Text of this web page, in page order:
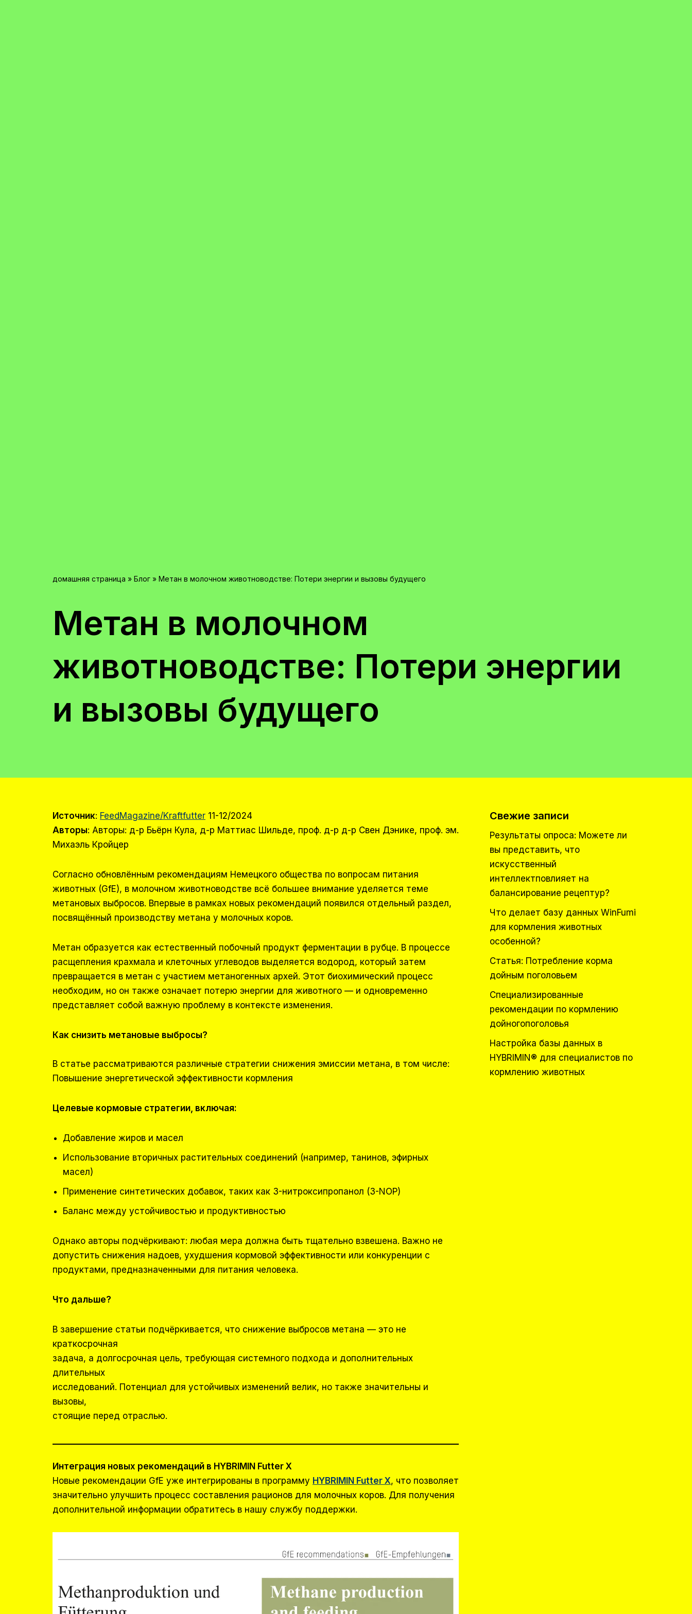
домашняя страница » Блог » Метан в молочном животноводстве: Потери энергии и вызовы будущего
Метан в молочном
животноводстве: Потери энергии
и вызовы будущего
Источник: FeedMagazine/Kraftfutter 11-12/2024
Авторы: Авторы: д-р Бьёрн Кула, д-р Маттиас Шильде, проф. д-р д-р Свен Дэнике, проф. эм.
Михаэль Кройцер
Согласно обновлённым рекомендациям Немецкого общества по вопросам питания
животных (GfE), в молочном животноводстве всё большее внимание уделяется теме
метановых выбросов. Впервые в рамках новых рекомендаций появился отдельный раздел,
посвящённый производству метана у молочных коров.
Метан образуется как естественный побочный продукт ферментации в рубце. В процессе
расщепления крахмала и клеточных углеводов выделяется водород, который затем
превращается в метан с участием метаногенных архей. Этот биохимический процесс
необходим, но он также означает потерю энергии для животного — и одновременно
представляет собой важную проблему в контексте изменения.
Как снизить метановые выбросы?
В статье рассматриваются различные стратегии снижения эмиссии метана, в том числе:
Повышение энергетической эффективности кормления
Целевые кормовые стратегии, включая:
Добавление жиров и масел
Использование вторичных растительных соединений (например, танинов, эфирных
масел)
Применение синтетических добавок, таких как 3-нитроксипропанол (3-NOP)
Баланс между устойчивостью и продуктивностью
Однако авторы подчёркивают: любая мера должна быть тщательно взвешена. Важно не
допустить снижения надоев, ухудшения кормовой эффективности или конкуренции с
продуктами, предназначенными для питания человека.
Что дальше?
В завершение статьи подчёркивается, что снижение выбросов метана — это не
краткосрочная
задача, а долгосрочная цель, требующая системного подхода и дополнительных
длительных
исследований. Потенциал для устойчивых изменений велик, но также значительны и
вызовы,
стоящие перед отраслью.
Интеграция новых рекомендаций в HYBRIMIN Futter X
Новые рекомендации GfE уже интегрированы в программу HYBRIMIN Futter X, что позволяет
значительно улучшить процесс составления рационов для молочных коров. Для получения
дополнительной информации обратитесь в нашу службу поддержки.
Свежие записи
Результаты опроса: Можете ли
вы представить, что
искусственный
интеллектповлияет на
балансирование рецептур?
Что делает базу данных WinFumi
для кормления животных
особенной?
Статья: Потребление корма
дойным поголовьем
Специализированные
рекомендации по кормлению
дойногопоголовья
Настройка базы данных в
HYBRIMIN® для специалистов по
кормлению животных